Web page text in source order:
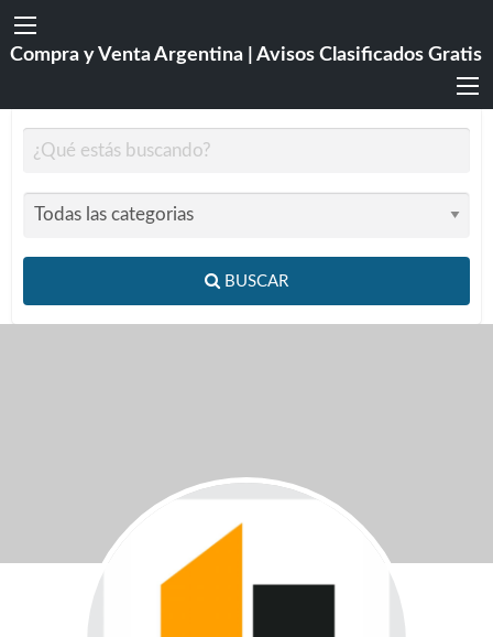
Compra y Venta Argentina | Avisos Clasificados Gratis
BUSCAR